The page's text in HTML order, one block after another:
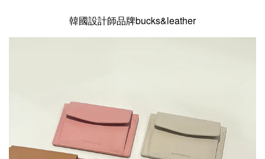
韓國設計師品牌bucks&leather